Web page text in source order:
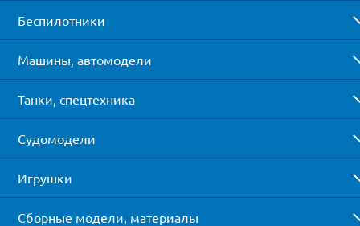
Беспилотники
Машины, автомодели
Танки, спецтехника
Судомодели
Игрушки
Сборные модели, материалы